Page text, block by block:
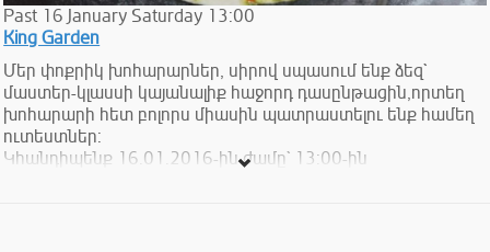
Past 16 January Saturday 13:00
King Garden
Մեր փոքրիկ խոհարարներ, սիրով սպասում ենք ձեզ`
մաստեր-կլասսի կայանալիք հաջորդ դասընթացին,որտեղ
խոհարարի հետ բոլորս միասին պատրաստելու ենք համեղ
ուտեստներ:
Կհանդիպենք 16.01.2016-ին ժամը` 13:00-ին